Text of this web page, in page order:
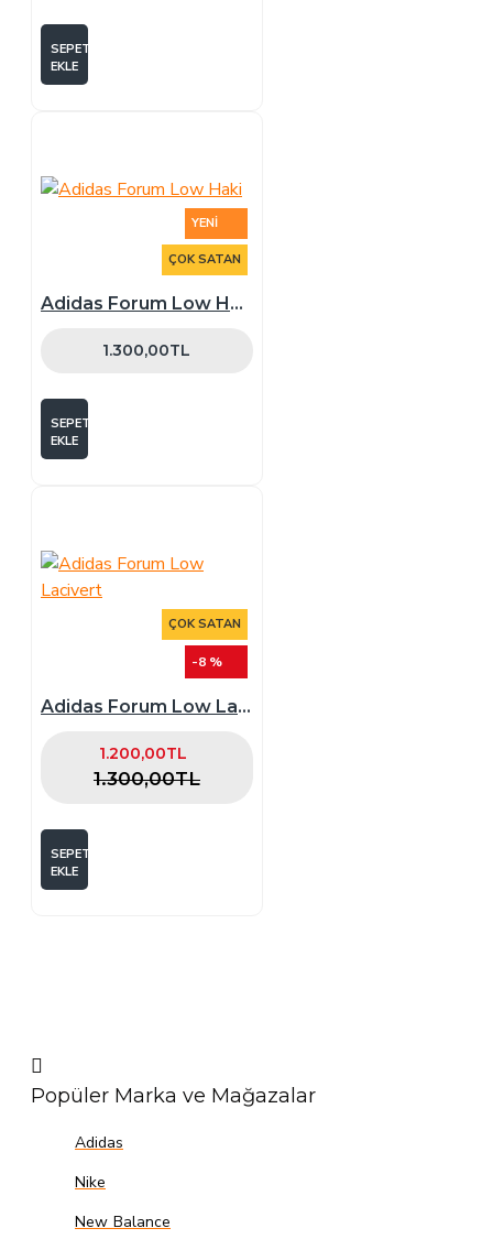
SEPETE
EKLE
YENI
ÇOK SATAN
Adidas Forum Low Haki
1.300,00TL
SEPETE
EKLE
ÇOK SATAN
-8 %
Adidas Forum Low Lacivert
1.200,00TL
1.300,00TL
SEPETE
EKLE
Popüler Marka ve Mağazalar
Adidas
Nike
New Balance